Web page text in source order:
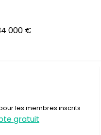
000 €
les membres inscrits
gratuit